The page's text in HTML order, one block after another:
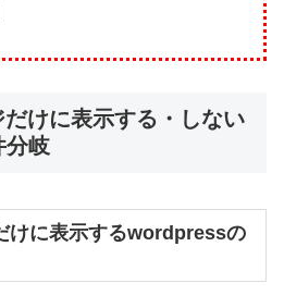
けに表示する・しない
岐
けに表示するwordpressの